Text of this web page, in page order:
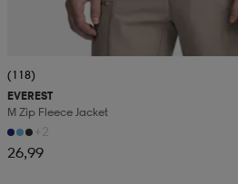
(118)
EVEREST
M Zip Fleece Jacket
+2
26,99